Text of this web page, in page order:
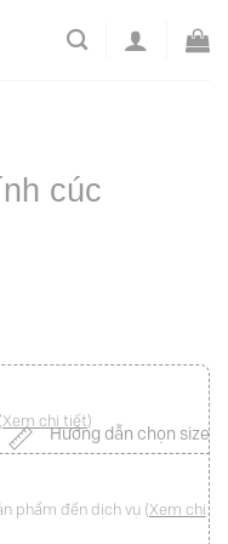
cúc
Hướng dẫn chọn size
Xem chi tiết)
phẩm đến dịch vụ (Xem chi